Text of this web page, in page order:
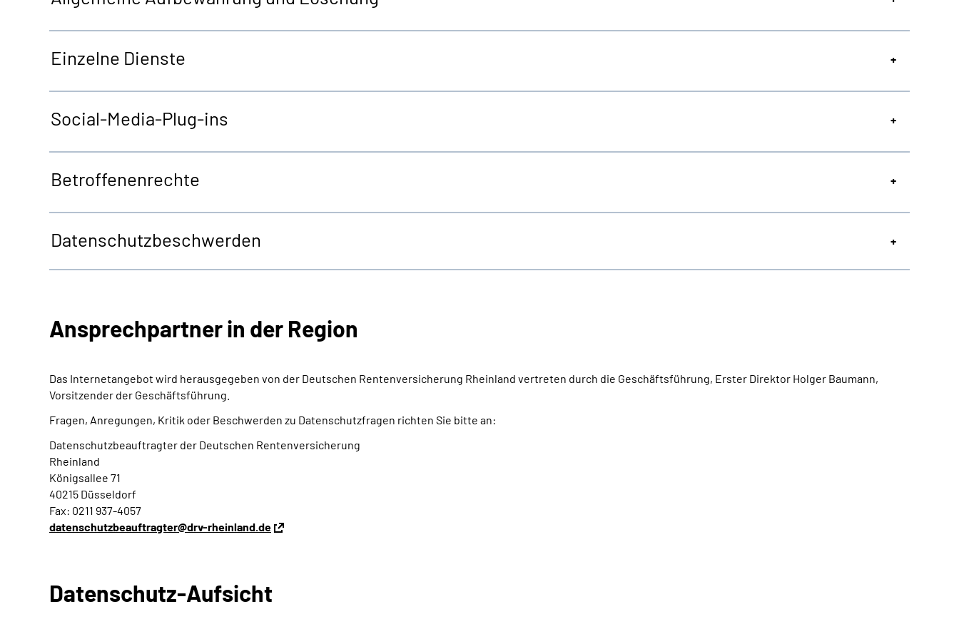
Einzelne Dienste
Social-Media-Plug-ins
Betroffenenrechte
Datenschutzbeschwerden
Ansprechpartner in der Region
Das Internetangebot wird herausgegeben von der Deutschen Rentenversicherung Rheinland vertreten durch die Geschäftsführung, Erster Direktor Holger Baumann,
Vorsitzender der Geschäftsführung.
Fragen, Anregungen, Kritik oder Beschwerden zu Datenschutzfragen richten Sie bitte an:
Datenschutzbeauftragter der Deutschen Rentenversicherung
Rheinland
Königsallee 71
40215 Düsseldorf
Fax: 0211 937-4057
datenschutzbeauftragter@drv-rheinland.de
Datenschutz-Aufsicht